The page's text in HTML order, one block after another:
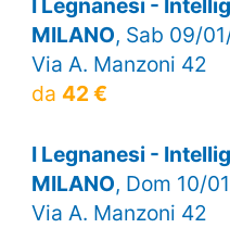
I Legnanesi -
MILANO, Sab 09/
Via A. Manzoni 42
da 42 €
I Legnanesi -
MILANO, Dom 10/
Via A. Manzoni 42